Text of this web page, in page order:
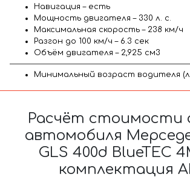
Навигация – есть
Мощность двигателя – 330 л. с.
Максимальная скорость – 238 км/ч
Разгон до 100 км/ч – 6.3 сек
Объём двигателя – 2,925 см3
Минимальный возраст водителя
Расчёт стоимости
автомобиля
GLS 400d BlueTEC
комплектация